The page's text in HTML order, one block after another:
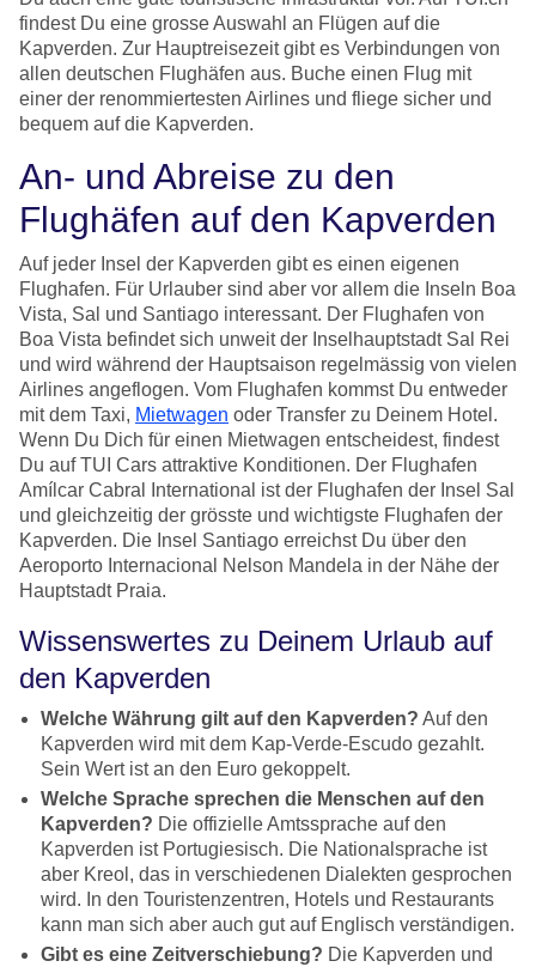
findest Du eine grosse Auswahl an Flügen auf die
Kapverden. Zur Hauptreisezeit gibt es Verbindungen von
allen deutschen Flughäfen aus. Buche einen Flug mit
einer der renommiertesten Airlines und fliege sicher und
bequem auf die Kapverden.
An- und Abreise zu den
Flughäfen auf den Kapverden
Auf jeder Insel der Kapverden gibt es einen eigenen
Flughafen. Für Urlauber sind aber vor allem die Inseln Boa
Vista, Sal und Santiago interessant. Der Flughafen von
Boa Vista befindet sich unweit der Inselhauptstadt Sal Rei
und wird während der Hauptsaison regelmässig von vielen
Airlines angeflogen. Vom Flughafen kommst Du entweder
mit dem Taxi, Mietwagen oder Transfer zu Deinem Hotel.
Wenn Du Dich für einen Mietwagen entscheidest, findest
Du auf TUI Cars attraktive Konditionen. Der Flughafen
Amílcar Cabral International ist der Flughafen der Insel Sal
und gleichzeitig der grösste und wichtigste Flughafen der
Kapverden. Die Insel Santiago erreichst Du über den
Aeroporto Internacional Nelson Mandela in der Nähe der
Hauptstadt Praia.
Wissenswertes zu Deinem Urlaub auf
den Kapverden
Welche Währung gilt auf den Kapverden? Auf den
Kapverden wird mit dem Kap-Verde-Escudo gezahlt.
Sein Wert ist an den Euro gekoppelt.
Welche Sprache sprechen die Menschen auf den
Kapverden? Die offizielle Amtssprache auf den
Kapverden ist Portugiesisch. Die Nationalsprache ist
aber Kreol, das in verschiedenen Dialekten gesprochen
wird. In den Touristenzentren, Hotels und Restaurants
kann man sich aber auch gut auf Englisch verständigen.
Gibt es eine Zeitverschiebung? Die Kapverden und